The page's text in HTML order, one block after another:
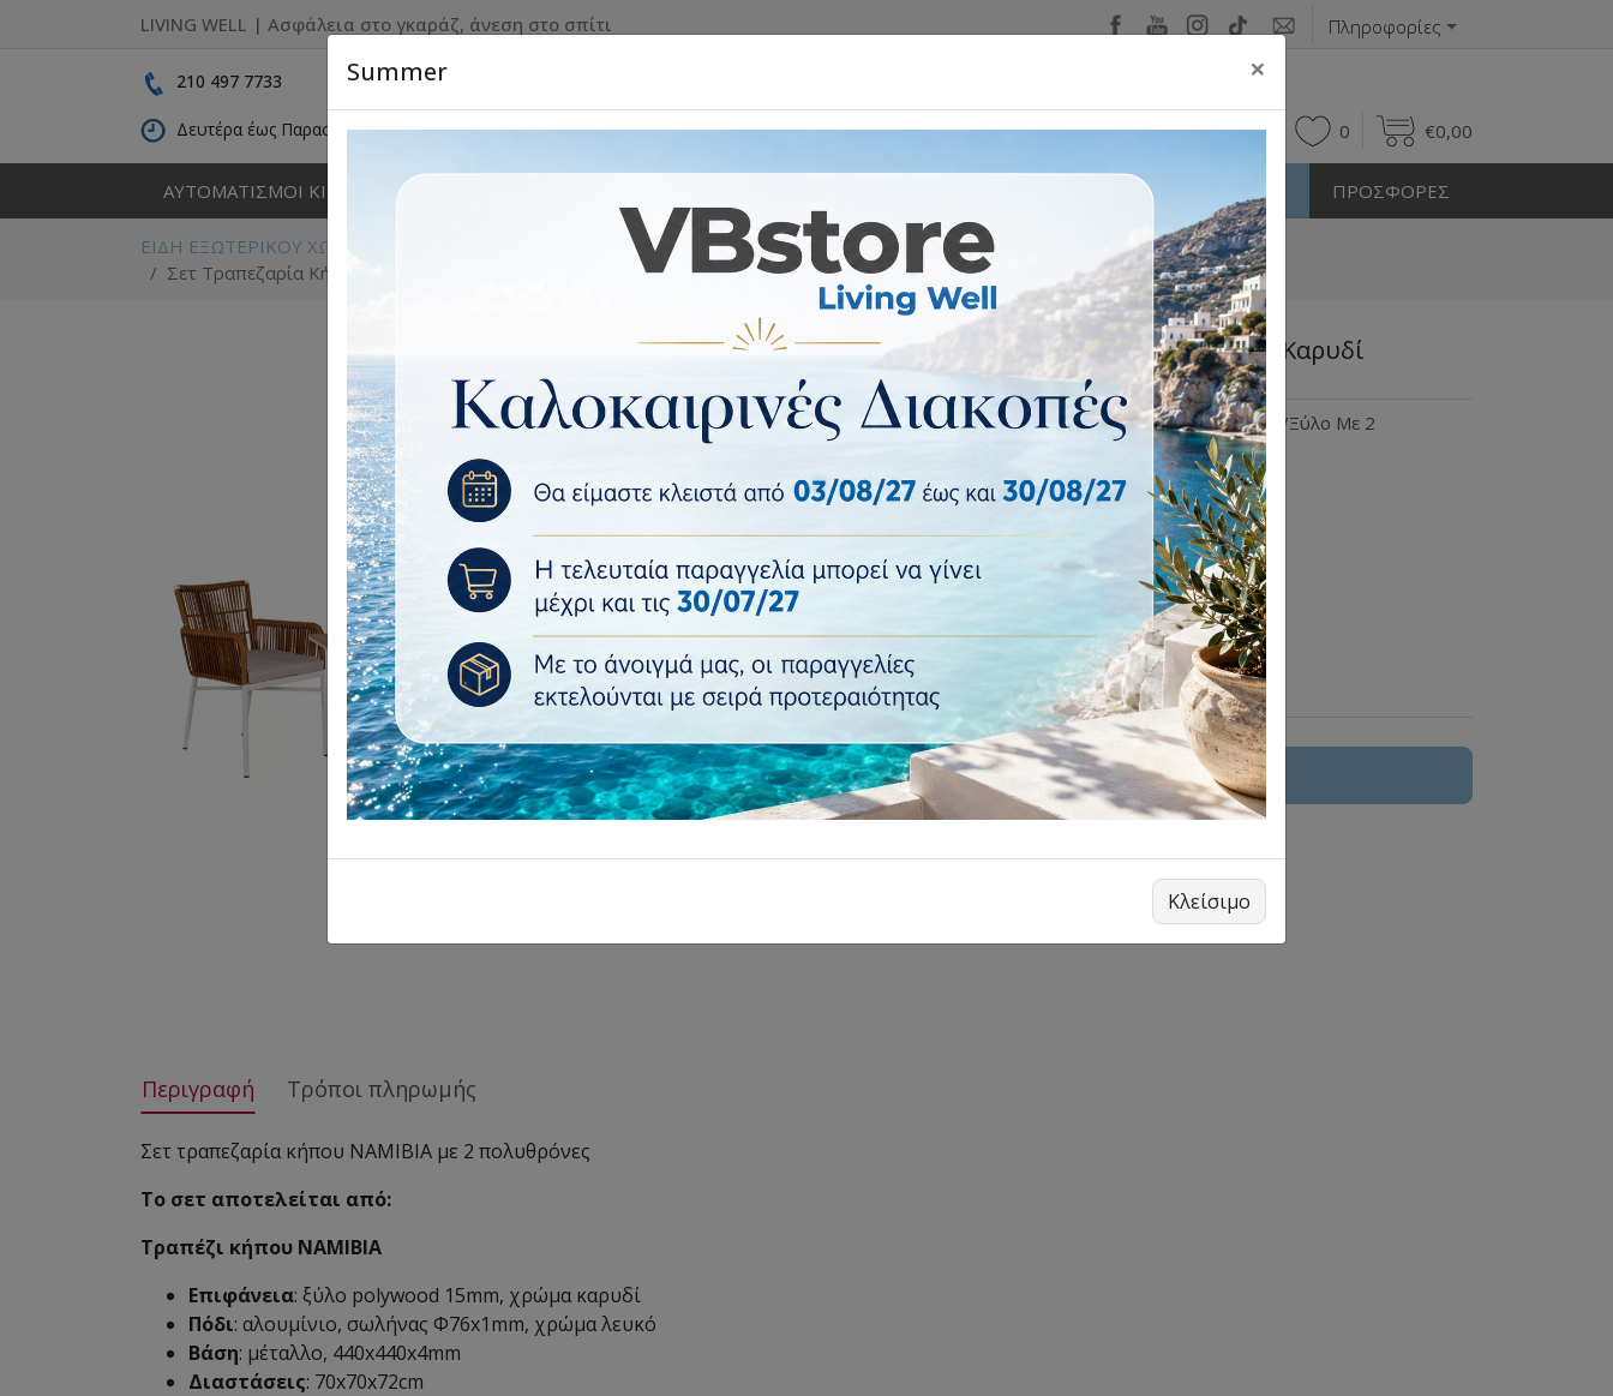
LIVING WELL | Ασφάλεια στο γκαράζ, άνεση στο σπίτι Πληροφορίες
210 497 7733
Δευτέρα έως Παρασκευή: 09:00 - 16:30 0 0 €0,00
ΑΥΤΟΜΑΤΙΣΜΟΙ ΚΙΝΗΣΗΣ ΕΙΔΗ ΕΞΩΤΕΡΙΚΟΥ ΧΩΡΟΥ ΠΡΟΣΦΟΡΕΣ
ΕΙΔΗ ΕΞΩΤΕΡΙΚΟΥ ΧΩΡΟΥ
Σετ τραπεζαρίες κήπου
Σετ Τραπεζαρία Κήπου ArteLibre NAMIBIA Λευκό/Καρυδί Αλουμίνιο/Ξύλο Με 2 Πολυθρόνες 14990260
Σετ Τραπεζαρία Κήπου ArteLibre NAMIBIA Λευκό/Καρυδί
Αλουμίνιο/Ξύλο Με 2 Πολυθρόνες 14990260
Σετ Τραπεζαρία Κήπου ArteLibre NAMIBIA Λευκό/Καρυδί Αλουμίνιο/Ξύλο Με 2
Πολυθρόνες 14990260
4 έως 10 ημέρες
Κωδικός vbstore:
14990260
Τιμή:
Ποσότητα:
Προσθήκη στο καλάθι
Περιγραφή Τρόποι πληρωμής
Σετ τραπεζαρία κήπου NAMIBIA με 2 πολυθρόνες
Το σετ αποτελείται από:
Τραπέζι κήπου NAMIBIA
Επιφάνεια: ξύλο polywood 15mm, χρώμα καρυδί
Πόδι: αλουμίνιο, σωλήνας Φ76x1mm, χρώμα λευκό
Βάση: μέταλλο, 440x440x4mm
Διαστάσεις: 70x70x72cm
Summer ×
Κλείσιμο